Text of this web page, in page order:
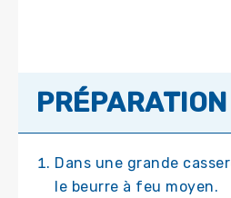
PRÉPARATION
Dans une grande
le beurre à feu moyen.